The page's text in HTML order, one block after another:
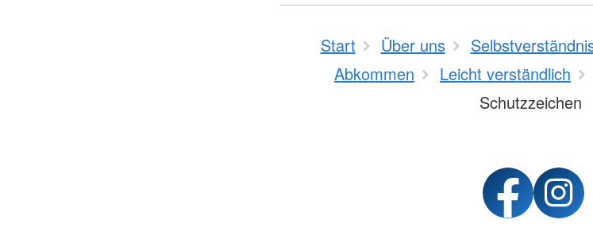
Start Über uns
Abkommen
Leicht verständlich
Schutzzeichen